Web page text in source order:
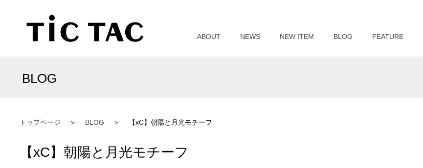
ABOUT NEWS NEW ITEM BLOG FEATURE
トップページ BLOG 【xC】朝陽と月光モチーフ
BLOG
【xC】朝陽と月光モチーフ